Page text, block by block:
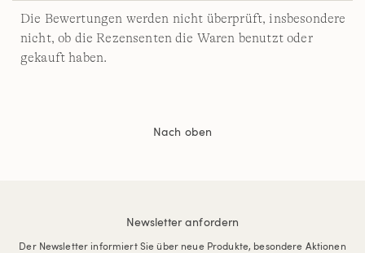
Die Bewertungen werden nicht überprüft, insbesondere
nicht, ob die Rezensenten die Waren benutzt oder
gekauft haben.
Nach oben
Newsletter anfordern
Der Newsletter informiert Sie über neue Produkte, besondere Aktionen